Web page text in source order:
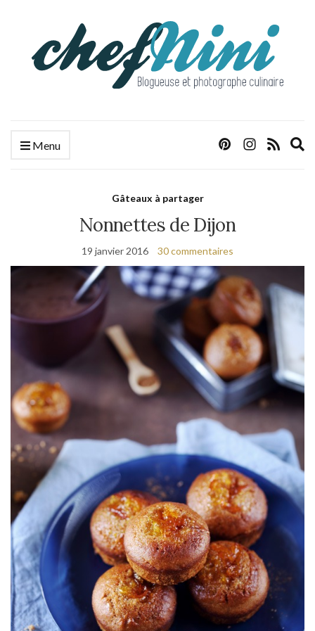
Menu
Gâteaux à partager
Nonnettes de Dijon
19 janvier 2016 30 commentaires